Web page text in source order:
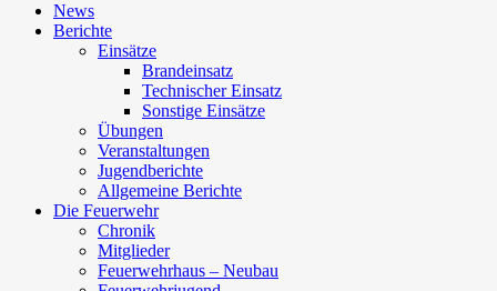
News
Berichte
Einsätze
Brandeinsatz
Technischer Einsatz
Sonstige Einsätze
Übungen
Veranstaltungen
Jugendberichte
Allgemeine Berichte
Die Feuerwehr
Chronik
Mitglieder
Feuerwehrhaus – Neubau